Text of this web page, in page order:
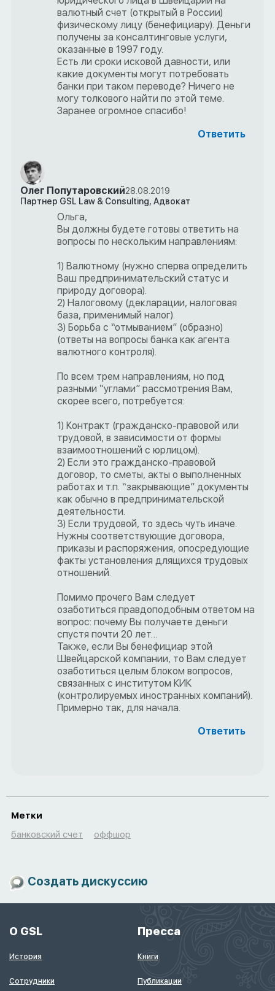
валютный счет (открытый в России)
физическому лицу (бенефициару). Деньги
получены за консалтинговые услуги,
оказанные в 1997 году.
Есть ли сроки исковой давности, или
какие документы могут потребовать
банки при таком переводе? Ничего не
могу толкового найти по этой теме.
Заранее огромное спасибо!
Ответить
Олег Попутаровский28.08.2019
Партнер GSL Law & Consulting, Адвокат
Ольга,
Вы должны будете готовы ответить на
вопросы по нескольким направлениям:
1) Валютному (нужно сперва определить
Ваш предпринимательский статус и
природу договора).
2) Налоговому (декларации, налоговая
база, применимый налог).
3) Борьба с “отмыванием” (образно)
(ответы на вопросы банка как агента
валютного контроля).
По всем трем направлениям, но под
разными “углами” рассмотрения Вам,
скорее всего, потребуется:
1) Контракт (гражданско-правовой или
трудовой, в зависимости от формы
взаимоотношений с юрлицом).
2) Если это гражданско-правовой
договор, то сметы, акты о выполненных
работах и т.п. “закрывающие” документы
как обычно в предпринимательской
деятельности.
3) Если трудовой, то здесь чуть иначе.
Нужны соответствующие договора,
приказы и распоряжения, опосредующие
факты установления длящихся трудовых
отношений.
Помимо прочего Вам следует
озаботиться правдоподобным ответом на
вопрос: почему Вы получаете деньги
спустя почти 20 лет…
Также, если Вы бенефициар этой
Швейцарской компании, то Вам следует
озаботиться целым блоком вопросов,
связанных с институтом КИК
(контролируемых иностранных компаний).
Примерно так, для начала.
Ответить
Метки
банковский счет
оффшор
Создать дискуссию
О GSL
История
Сотрудники
Пресса
Книги
Публикации